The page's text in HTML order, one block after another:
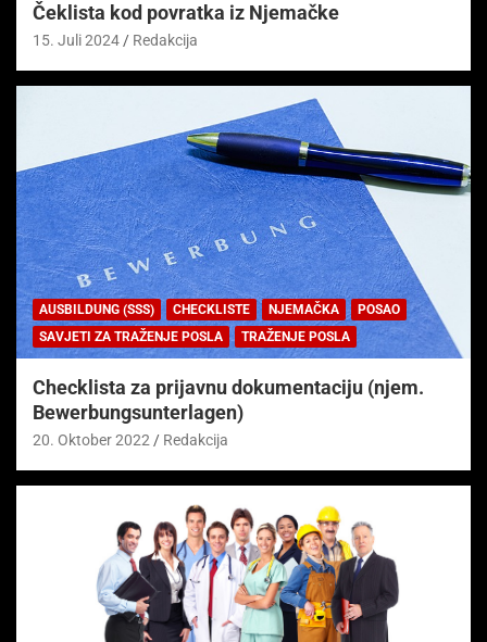
Čeklista kod povratka iz Njemačke
15. Juli 2024 Redakcija
AUSBILDUNG (SSS) CHECKLISTE NJEMAČKA
POSAO
SAVJETI ZA TRAŽENJE POSLA
TRAŽENJE POSLA
Checklista za prijavnu dokumentaciju (njem.
Bewerbungsunterlagen)
20. Oktober 2022 Redakcija